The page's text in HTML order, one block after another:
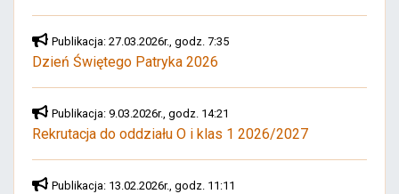
Publikacja: 27.03.2026r., godz. 7:35
Dzień Świętego Patryka 2026
Publikacja: 9.03.2026r., godz. 14:21
Rekrutacja do oddziału O i klas 1 2026/2027
Publikacja: 13.02.2026r., godz. 11:11